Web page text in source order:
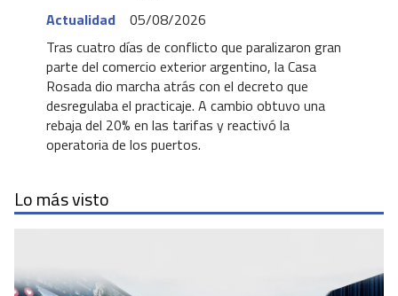
Actualidad
05/08/2026
Tras cuatro días de conflicto que paralizaron gran
parte del comercio exterior argentino, la Casa
Rosada dio marcha atrás con el decreto que
desregulaba el practicaje. A cambio obtuvo una
rebaja del 20% en las tarifas y reactivó la
operatoria de los puertos.
Lo más visto